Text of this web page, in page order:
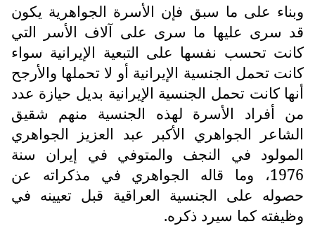
وبناء على ما سبق فإن الأسرة الجواهرية يكون
قد سرى عليها ما سرى على آلاف الأسر التي
كانت تحسب نفسها على التبعية الإيرانية سواء
كانت تحمل الجنسية الإيرانية أو لا تحملها والأرجح
أنها كانت تحمل الجنسية الإيرانية بديل حيازة عدد
من أفراد الأسرة لهذه الجنسية منهم شقيق
الشاعر الجواهري الأكبر عبد العزيز الجواهري
المولود في النجف والمتوفي في إيران سنة
1976، وما قاله الجواهري في مذكراته عن
حصوله على الجنسية العراقية قبل تعيينه في
وظيفته كما سيرد ذكره.